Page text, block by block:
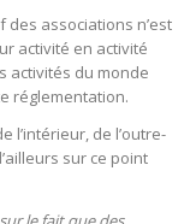
des associations n’est
activité en activité
activités du monde
réglementation.
l’intérieur, de l’outre-
sur ce point